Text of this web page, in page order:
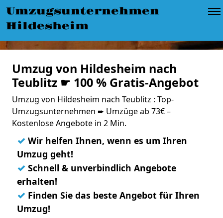
Umzugsunternehmen
Hildesheim
Umzug von Hildesheim nach
Teublitz ☛ 100 % Gratis-Angebot
Umzug von Hildesheim nach Teublitz : Top-
Umzugsunternehmen ➨ Umzüge ab 73€ –
Kostenlose Angebote in 2 Min.
✓ Wir helfen Ihnen, wenn es um Ihren
Umzug geht!
✓ Schnell & unverbindlich Angebote
erhalten!
✓ Finden Sie das beste Angebot für Ihren
Umzug!